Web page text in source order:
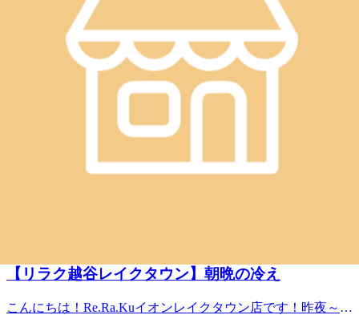
TEL 048-967-5051
JR武蔵野線 越谷レイクタウン駅より徒歩約10分
リラクのボディケアをぜひご体験ください★
WEB予約する
【リラク越谷レイクタウン】朝晩の冷え
こんにちは！Re.Ra.Kuイオンレイクタウン店です！昨夜～朝